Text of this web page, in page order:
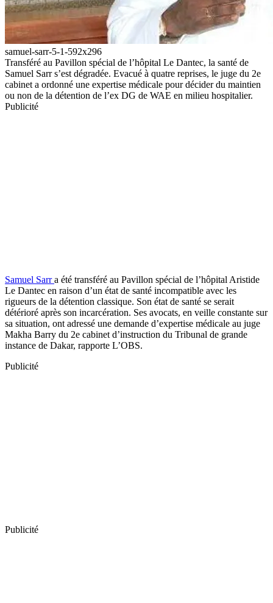
samuel-sarr-5-1-592x296
Transféré au Pavillon spécial de l’hôpital Le Dantec, la santé de
Samuel Sarr s’est dégradée. Evacué à quatre reprises, le juge du 2e
cabinet a ordonné une expertise médicale pour décider du maintien
ou non de la détention de l’ex DG de WAE en milieu hospitalier.
Publicité
Samuel Sarra été transféré au Pavillon spécial de l’hôpital Aristide
Le Dantec en raison d’un état de santé incompatible avec les
rigueurs de la détention classique. Son état de santé se serait
détérioré après son incarcération. Ses avocats, en veille constante sur
sa situation, ont adressé une demande d’expertise médicale au juge
Makha Barry du 2e cabinet d’instruction du Tribunal de grande
instance de Dakar, rapporte L’OBS.
Publicité
Publicité